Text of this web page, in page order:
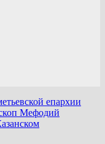
епархии
Мефодий